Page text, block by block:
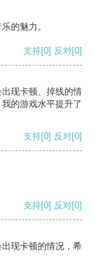
的魅力。
支持[0] 反对[0]
现卡顿、掉线的情
的游戏水平提升了
支持[0] 反对[0]
支持[0] 反对[0]
现卡顿的情况，希